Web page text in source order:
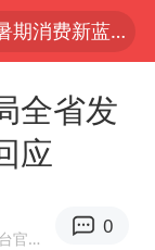
光影经济撬动暑期消费新蓝海
》口碑
日出时坠崖
视频丨中国东方电气集团原党组副书记、董事宋致远被查
全省发
应
·山东教育电视台官方网易号
0